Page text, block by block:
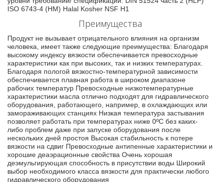
ISO 6743-4 (HM) Halal Kosher NSF H1
Преимущества
Продукт не вызывает отрицательного влияния на организм
человека, имеет также следующие преимущества: Благодаря
высокому индексу вязкости обеспечивается превосходные
характеристики как при высоких, так и низких температурах.
Благодаря пологой вязкостно-температурной зависимости
обеспечивается плавная работа в широком диапазоне
рабочих температур Превосходные низкотемпературные
характеристики масла отлично подходят для гидравлического
оборудования, работающего, например, в охлаждающих или
замораживающих станциях Низкая температура застывания
позволяет работать при температурах ниже 0ºC без каких-
либо проблем даже при запуске оборудования после
нескольких дней простоя Высокая стабильность к потере
вязкости на сдвиг Превосходные антипенные характеристики и
хорошие деаэрационные свойства Очень хорошая
деэмульгирующая способность в присутствии воды Широкий
выбор необходимого класса вязкости для практически любого
гидравлического оборудования